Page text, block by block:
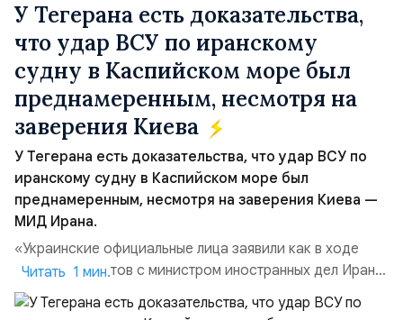
У Тегерана есть доказательства,
что удар ВСУ по иранскому
судну в Каспийском море был
преднамеренным, несмотря на
заверения Киева
У Тегерана есть доказательства, что удар ВСУ по
иранскому судну в Каспийском море был
преднамеренным, несмотря на заверения Киева —
МИД Ирана.
«Украинские официальные лица заявили как в ходе
прямых контактов с министром иностранных дел Ирана,
так и в сообщениях, направленных Ирану, что эта атака
не была преднамеренной», — заявил официальный
Читать 1 мин.